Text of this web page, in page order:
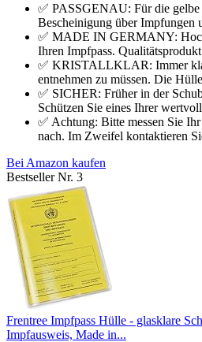
✅ PASSGENAU: Für die gelbe
Bescheinigung über Impfungen
✅ MADE IN GERMANY:
Ihren Impfpass.
✅ KRISTALLKLAR: Immer
entnehmen zu müssen. Die
✅ SICHER: Früher in der
Schützen Sie eines Ihrer
✅ Achtung: Bitte messen Sie
nach. Im Zweifel kontaktieren
Bei Amazon kaufen
Bestseller Nr. 3
Frentree Impfpass Hülle - glasklare
Impfausweis, Made in...